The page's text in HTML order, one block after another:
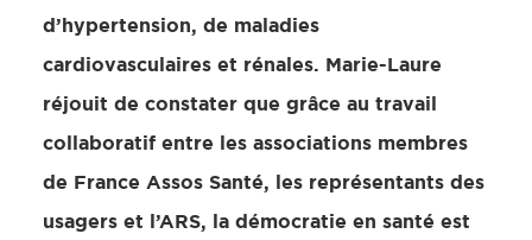
d’hypertension, de maladies
cardiovasculaires et rénales. Marie-Laure
réjouit de constater que grâce au travail
collaboratif entre les associations membres
de France Assos Santé, les représentants des
usagers et l’ARS, la démocratie en santé est